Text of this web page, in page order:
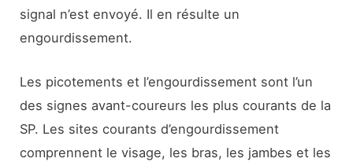
signal n’est envoyé. Il en résulte un
engourdissement.
Les picotements et l’engourdissement sont l’un
des signes avant-coureurs les plus courants de la
SP. Les sites courants d’engourdissement
comprennent le visage, les bras, les jambes et les